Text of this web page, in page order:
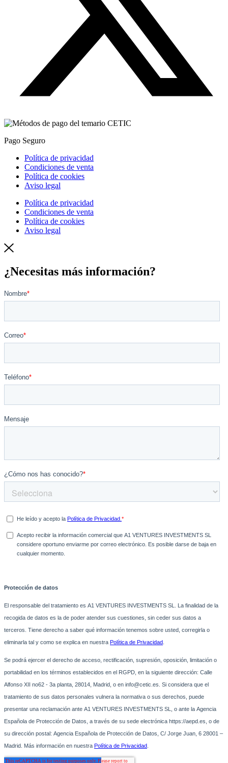
Pago Seguro
Política de privacidad
Condiciones de venta
Política de cookies
Aviso legal
Política de privacidad
Condiciones de venta
Política de cookies
Aviso legal
¿Necesitas más información?